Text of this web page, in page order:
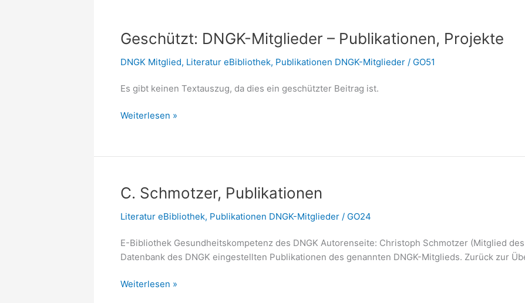
Geschützt: DNGK-Mitglieder – Publikationen, Projekte
DNGK Mitglied, Literatur eBibliothek, Publikationen DNGK-Mitglieder / GO51
Es gibt keinen Textauszug, da dies ein geschützter Beitrag ist.
Geschützt:
–
Projekte
Weiterlesen »
C. Schmotzer, Publikationen
Literatur eBibliothek, Publikationen DNGK-Mitglieder / GO24
E-Bibliothek Gesundheitskompetenz des DNGK Autorenseite: Christoph Schmotzer (Mitglied
Datenbank des DNGK eingestellten Publikationen des genannten DNGK-Mitglieds. Zurück zur
C.
Weiterlesen »